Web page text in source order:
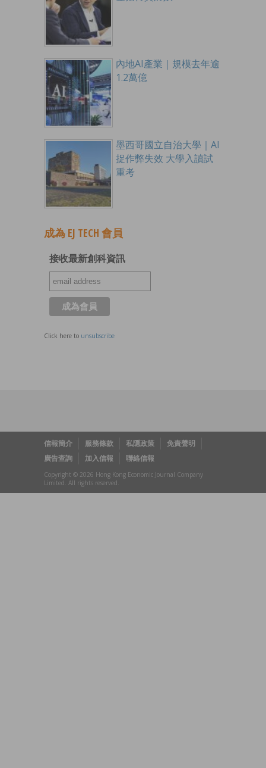
內地AI產業｜規模去年逾
1.2萬億
墨西哥國立自治大學｜AI
捉作弊失效 大學入讀試
重考
成為 EJ TECH 會員
接收最新創科資訊
Click here to unsubscribe
信報簡介 服務條款 私隱政策
免責聲明
廣告查詢
加入信報 聯絡信報
Copyright © 2026 Hong Kong Economic Journal Company
Limited. All rights reserved.